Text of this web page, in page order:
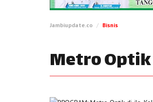
Jambiupdate.co Bisnis
Metro